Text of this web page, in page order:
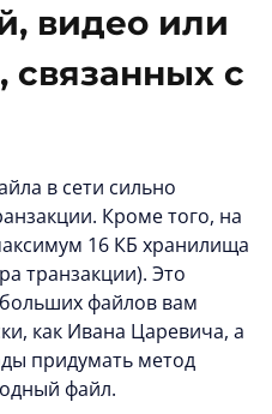
видео или
связанных с
в сети сильно
Кроме того, на
16 КБ хранилища
транзакции). Это
файлов вам
как Ивана Царевича, а
придумать метод
файл.